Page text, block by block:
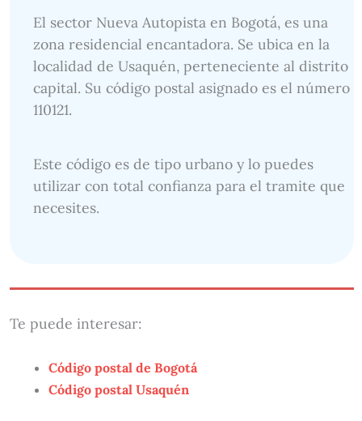
El sector Nueva Autopista en Bogotá, es una
zona residencial encantadora. Se ubica en la
localidad de Usaquén, perteneciente al distrito
capital. Su código postal asignado es el número
110121.
Este código es de tipo urbano y lo puedes
utilizar con total confianza para el tramite que
necesites.
Te puede interesar:
Código postal de Bogotá
Código postal Usaquén